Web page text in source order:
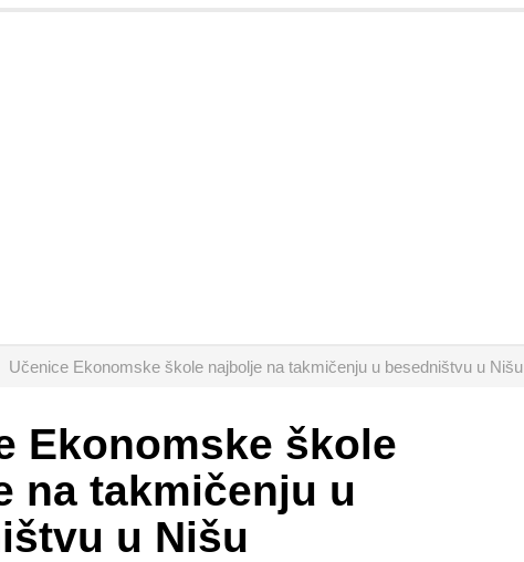
Učenice Ekonomske škole najbolje na takmičenju u besedništvu u Nišu
Ekonomske škole
na takmičenju u
u Nišu